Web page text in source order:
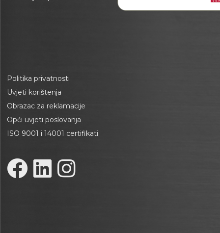
Politika privatnosti
Uvjeti korištenja
Obrazac za reklamacije
Opći uvjeti poslovanja
ISO 9001 i 14001 certifikati